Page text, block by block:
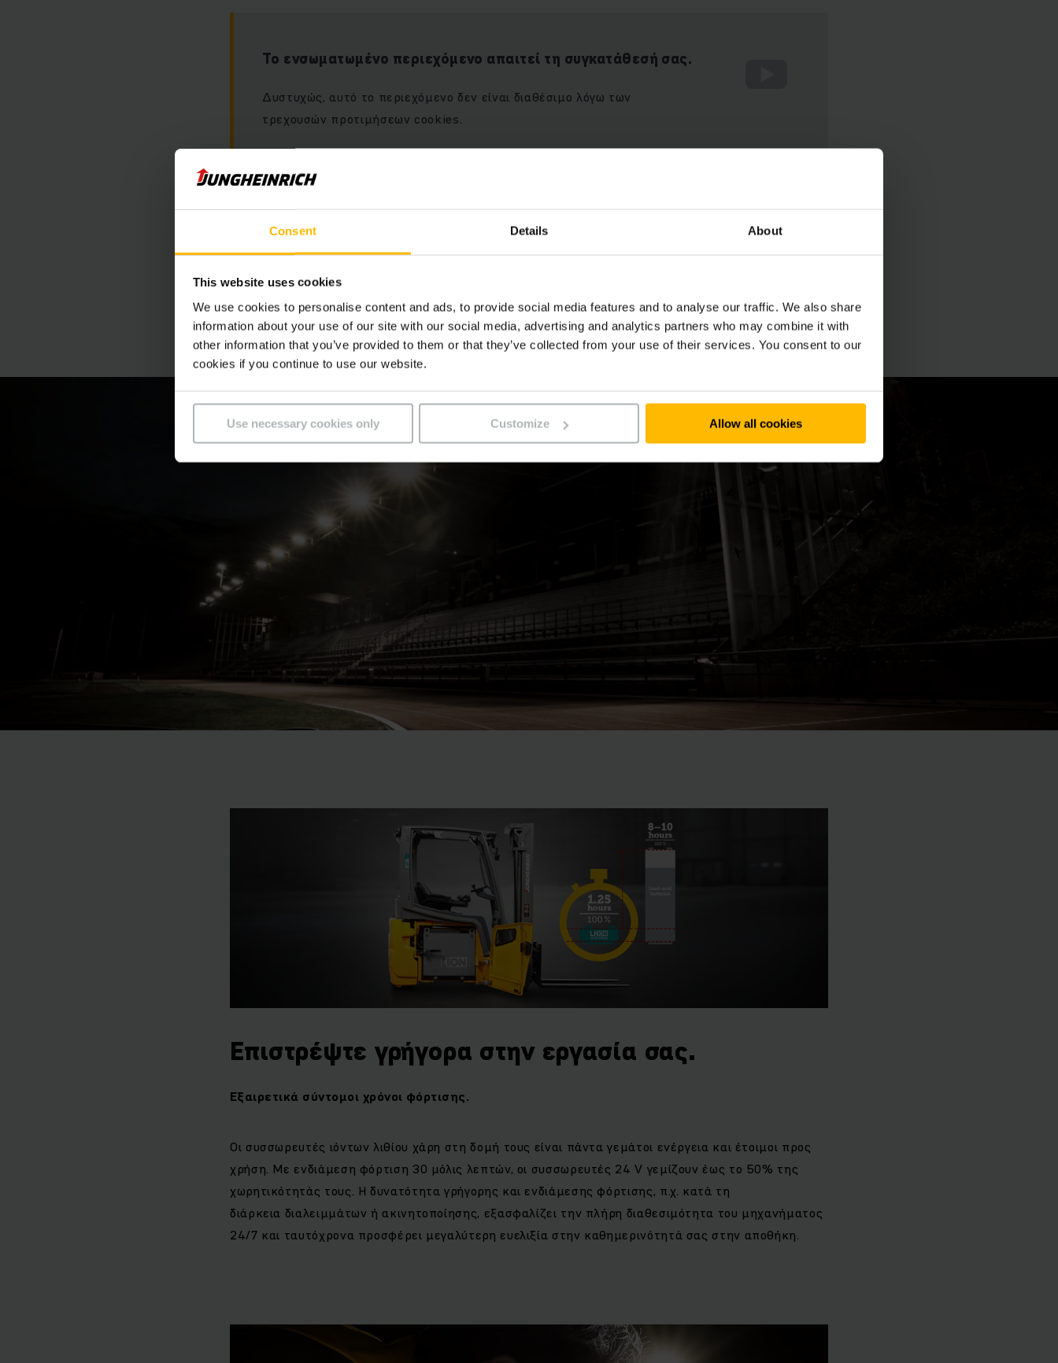
Consent Details About
This website uses cookies
We use cookies to personalise content and ads, to provide social media features and to analyse our traffic. We also share
information about your use of our site with our social media, advertising and analytics partners who may combine it with
other information that you’ve provided to them or that they’ve collected from your use of their services. You consent to our
cookies if you continue to use our website.
Use necessary cookies only Customize Allow all cookies
Το ενσωματωμένο περιεχόμενο απαιτεί τη συγκατάθεσή σας.
Δυστυχώς, αυτό το περιεχόμενο δεν είναι διαθέσιμο λόγω των
τρεχουσών προτιμήσεων cookies.
Παρακαλώ, αποδεχθείτε τα marketing cookies,
για να εμφανίσετε αυτό το περιεχόμενο.
Επιστρέψτε γρήγορα στην εργασία σας.
Εξαιρετικά σύντομοι χρόνοι φόρτισης.
Οι συσσωρευτές ιόντων λιθίου χάρη στη δομή τους είναι πάντα γεμάτοι ενέργεια και έτοιμοι προς
χρήση. Με ενδιάμεση φόρτιση 30 μόλις λεπτών, οι συσσωρευτές 24 V γεμίζουν έως το 50% της
χωρητικότητάς τους. Η δυνατότητα γρήγορης και ενδιάμεσης φόρτισης, π.χ. κατά τη
διάρκεια διαλειμμάτων ή ακινητοποίησης, εξασφαλίζει την πλήρη διαθεσιμότητα του μηχανήματος
24/7 και ταυτόχρονα προσφέρει μεγαλύτερη ευελιξία στην καθημερινότητά σας στην αποθήκη.